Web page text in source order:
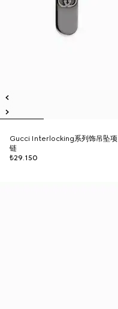
Gucci Interlocking系列饰吊坠项
链
₺29.150